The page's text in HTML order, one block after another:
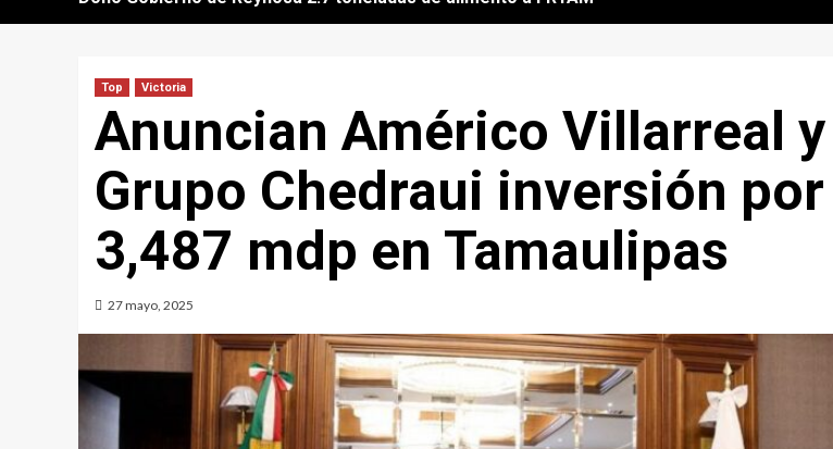
Top Victoria
Anuncian Américo Villarreal y
Grupo Chedraui inversión por
3,487 mdp en Tamaulipas
27 mayo, 2025